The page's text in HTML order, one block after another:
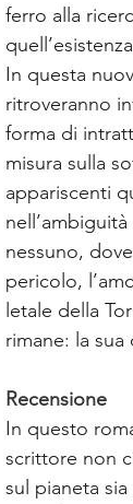
ferro alla
In questa
ritroveranno
forma di
misura sulla
appariscenti
nessuno,
pericolo,
letale della
rimane: la sua
Recensione
In questo
scrittore non
sul pianeta